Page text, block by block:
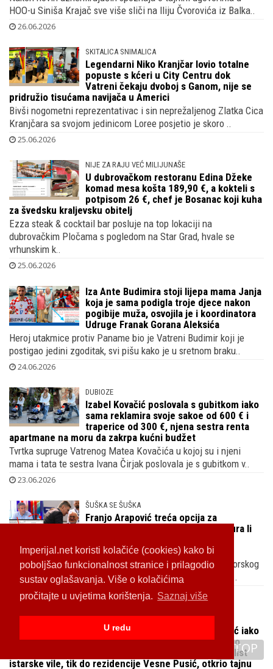
Imperijal.net koristi kolačiće (cookies) kako bi
poboljšao funkcionalnost stranice i prilagodio
sustav oglašavanja. Više o kolačićima
pročitajte u uvjetima korištenja. Saznaj više
U redu
HOO-u Siniša Krajač sve više sliči na Iliju Čvorovića iz Balka..
26.06.2026
SKITALICA SNIMALICA
Legendarni Niko Kranjčar lovio totalne
popuste s kćeri u City Centru dok
Vatreni čekaju dvoboj s Ganom, nije se
pridružio tisućama navijača u Americi
Bivši nogometni reprezentativac i sin neprežaljenog Zlatka Cica
Kranjčara sa svojom jedinicom Loree posjetio je skoro ..
25.06.2026
NIJE ZA RAJU VEĆ MILIJUNAŠE
U dubrovačkom restoranu Edina Džeke
komad mesa košta 189,90 €, a kokteli s
potpisom 26 €, chef je Bosanac koji kuha
za švedsku kraljevsku obitelj
Ezza steak & cocktail bar posluje na top lokaciji na
dubrovačkim Pločama s pogledom na Star Grad, hvale se
vrhunskim k..
25.06.2026
Iza Ante Budimira stoji lijepa mama Janja
koja je sama podigla troje djece nakon
pogibije muža, osvojila je i koordinatora
Udruge Franak Gorana Aleksića
Heroj utakmice protiv Paname bio je Vatreni Budimir koji je
postigao jedini zgoditak, svi pišu kako je u sretnom braku..
24.06.2026
DUBIOZE
Izabel Kovačić poslovala s gubitkom iako
sama reklamira svoje sakoe od 600 € i
traperice od 300 €, njena sestra renta
apartmane na moru da zakrpa kućni budžet
Tvrtka supruge Vatrenog Matea Kovačića u kojoj su i njeni
mama i tata te sestra Ivana Čirjak poslovala je s gubitkom v..
23.06.2026
ŠUŠKA SE ŠUŠKA
Franjo Arapović treća opcija za
Matešinog nasljednika u HOO-u, gura li
predsjednikom Milanovićem i njegovim kumom?
Snažno su odjeknule riječ bivšeg košarkaša i bivšeg saborskog
zastupnika HDZ-a o Pavlekici i što je rekao o Pavleku te..
22.06.2026
IN MEMORIAM
Svi su je znali kao Slavenku Drakulić iako
se nije tako prezivala, rođena je kao
Sušanj umrla kao Swartz, vlasnički list
istarske vile, tik do rezidencije Vesne Pusić, otkrio tajnu
TOP